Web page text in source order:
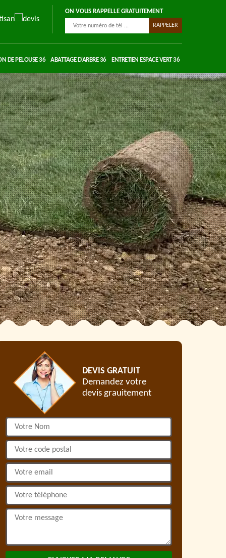
ON VOUS RAPPELLE GRATUITEMENT
DE PELOUSE 36 ABATTAGE D'ARBRE 36 ENTRETIEN ESPACE VERT 36
DEVIS GRATUIT
Demandez votre
devis grauitement